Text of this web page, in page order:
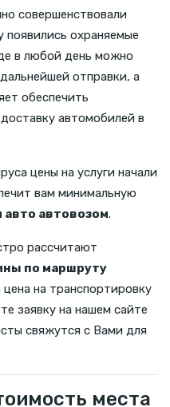
совершенствовали
появились охраняемые
в любой день можно
отправки, а
обеспечить
автомобилей в
цены на услуги начали
вам минимальную
авто автовозом.
рассчитают
по маршруту
цена на транспортировку
заявку на нашем сайте
свяжутся с Вами для
места